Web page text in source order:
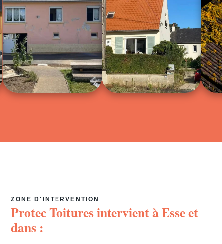
ZONE D'INTERVENTION
Protec Toitures intervient àEsseet
dans :